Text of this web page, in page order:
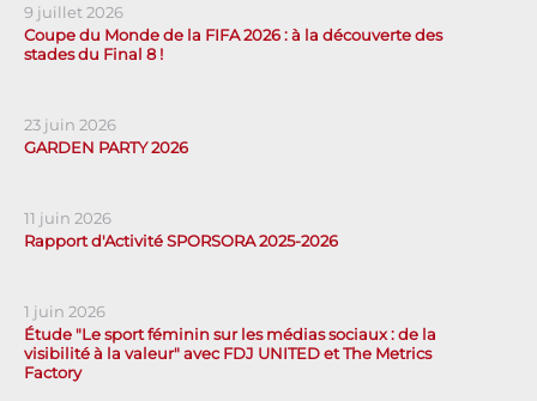
9 juillet 2026
Coupe du Monde de la FIFA 2026 : à la découverte des
stades du Final 8 !
23 juin 2026
GARDEN PARTY 2026
11 juin 2026
Rapport d'Activité SPORSORA 2025-2026
1 juin 2026
Étude "Le sport féminin sur les médias sociaux : de la
visibilité à la valeur" avec FDJ UNITED et The Metrics
Factory